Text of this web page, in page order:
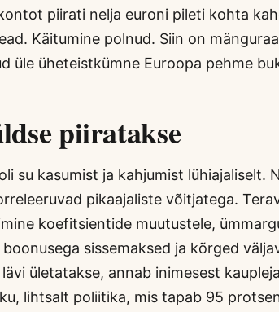
piirati nelja euroni pileti kohta
Käitumine polnud. Siin on
üle üheteistkümne Euroopa pehme
piiratakse
su kasumist ja kahjumist lühiajaliselt.
pikaajaliste võitjatega.
koefitsientide muutustele,
sissemaksed ja kõrged
ületatakse, annab inimesest
lihtsalt poliitika, mis tapab 95